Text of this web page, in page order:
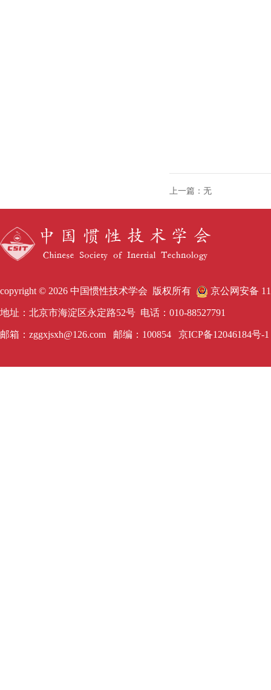
上一篇：无
copyright © 2026 中国惯性技术学会 版权所有 京公网安备
地址：北京市海淀区永定路52号 电话：010-88527791
邮箱：zggxjsxh@126.com 邮编：100854 京ICP备12046184号-1